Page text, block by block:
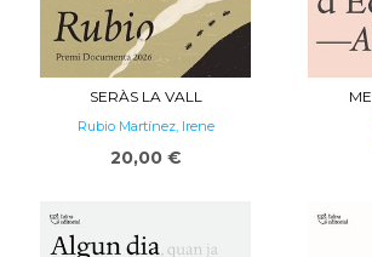
SERÀS LA VALL
Rubio Martínez, Irene
20,00 €